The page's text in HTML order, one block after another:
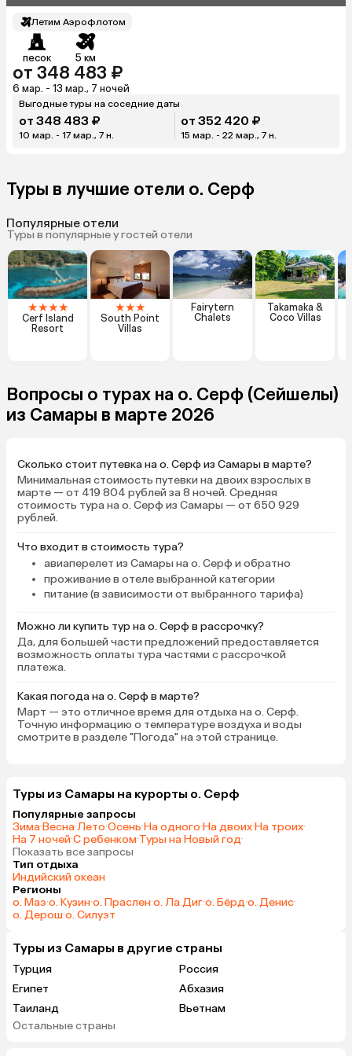
Летим Аэрофлотом
песок 5 км
от 348 483 ₽
6 мар. - 13 мар., 7 ночей
Выгодные туры на соседние даты
от 348 483 ₽
10 мар. - 17 мар., 7 н.
от 352 420 ₽
15 мар. - 22 мар., 7 н.
Туры в лучшие отели о. Серф
Популярные отели
Туры в популярные у гостей отели
★★★★
Cerf Island
Resort
★★★
South Point
Villas
Fairytern
Chalets
Takamaka &
Coco Villas
Вопросы о турах на о. Серф (Сейшелы)
из Самары в марте 2026
Сколько стоит путевка на о. Серф из Самары в марте?
Минимальная стоимость путевки на двоих взрослых в
марте — от 419 804 рублей за 8 ночей. Средняя
стоимость тура на о. Серф из Самары — от 650 929
рублей.
Что входит в стоимость тура?
авиаперелет из Самары на о. Серф и обратно
проживание в отеле выбранной категории
питание (в зависимости от выбранного тарифа)
Можно ли купить тур на о. Серф в рассрочку?
Да, для большей части предложений предоставляется
возможность оплаты тура частями с рассрочкой
платежа.
Какая погода на о. Серф в марте?
Март — это отличное время для отдыха на о. Серф.
Точную информацию о температуре воздуха и воды
смотрите в разделе "Погода" на этой странице.
Туры из Самары на курорты о. Серф
Популярные запросы
Зима·Весна·Лето·Осень·На одного·На двоих·На троих·
На 7 ночей·С ребенком·Туры на Новый год·
Показать все запросы
Тип отдыха
Индийский океан
Регионы
о. Маэ·о. Кузин·о. Праслен·о. Ла Диг·о. Бёрд·о. Денис·
о. Дерош·о. Силуэт
Туры из Самары в другие страны
Турция
Россия
Египет
Абхазия
Таиланд
Вьетнам
ОАЭ
Остальные страны